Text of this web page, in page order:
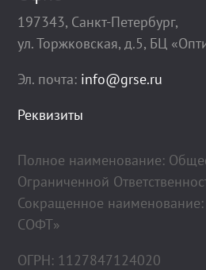
197343, Санкт-Петербург,
ул. Торжковская, д.5, БЦ
Эл. почта: info@grse.ru
Реквизиты
Полное наименование:
Ограниченной
Сокращенное
СОФТ»
ОГРН: 1127847124020